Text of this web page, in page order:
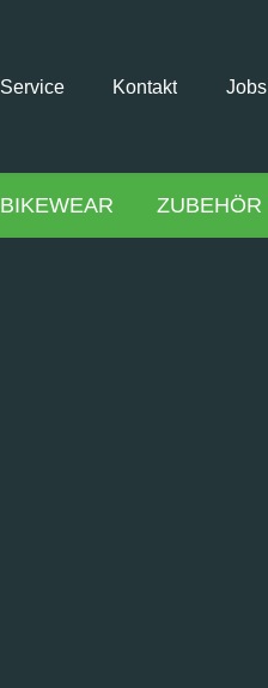
Service Kontakt Jobs
BIKEWEAR ZUBEHÖR